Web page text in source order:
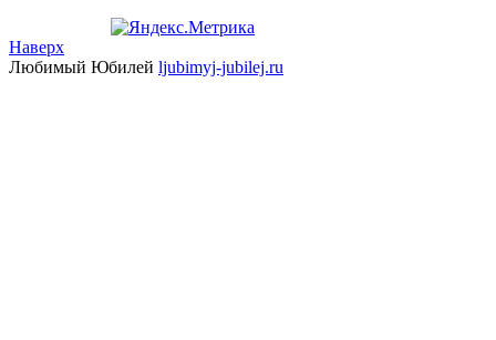
Наверх
Любимый Юбилей ljubimyj-jubilej.ru